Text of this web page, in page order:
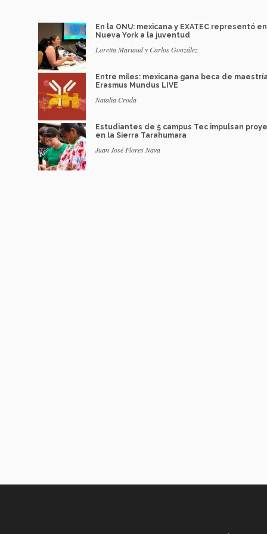
En la ONU: mexicana y EXATEC representó en
Nueva York a la juventud
Loretta Mariaud y Carlos González
Entre miles: mexicana gana beca de maestría
Erasmus Mundus LIVE
Natalia Croda
Estudiantes de 5 campus Tec impulsan
en la Sierra Tarahumara
Juan José Flores Nava